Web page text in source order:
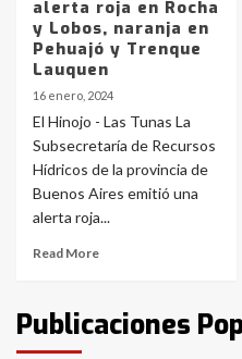
alerta roja en Rocha
y Lobos, naranja en
Pehuajó y Trenque
Lauquen
16 enero, 2024
El Hinojo - Las Tunas La
Subsecretaría de Recursos
Hídricos de la provincia de
Buenos Aires emitió una
alerta roja...
Read More
Publicaciones
5
Los precios
La Pampa,
6
La Bolsa de
Blanca
con lluvias y
fueron
tarde del